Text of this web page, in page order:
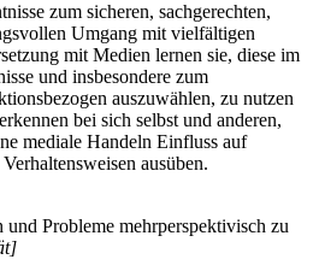
zum sicheren, sachgerechten,
Umgang mit vielfältigen
mit Medien lernen sie, diese im
und insbesondere zum
auszuwählen, zu nutzen
bei sich selbst und anderen,
mediale Handeln Einfluss auf
ausüben.
Probleme mehrperspektivisch zu